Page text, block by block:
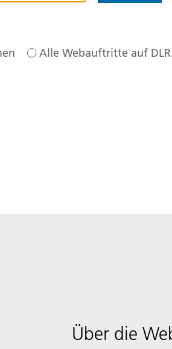
Alle Webauftritte auf
Über die